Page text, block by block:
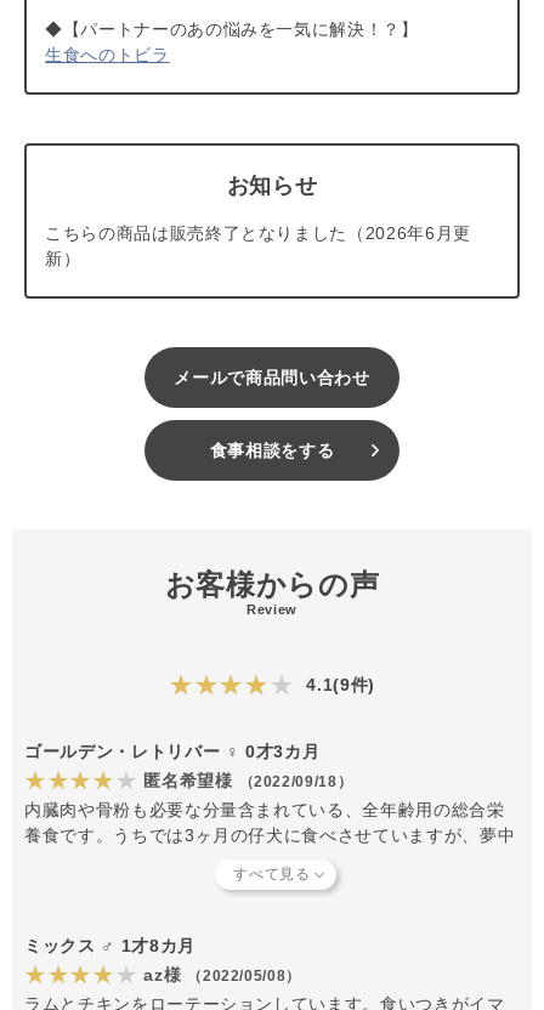
◆【パートナーのあの悩みを一気に解決！？】
生食へのトビラ
お知らせ
こちらの商品は販売終了となりました（2026年6月更
新）
メールで商品問い合わせ
食事相談をする
お客様からの声
Review
★★★★★ 4.1(9件)
ゴールデン・レトリバー ♀ 0才3カ月
★★★★★ 匿名希望様 （2022/09/18）
内臓肉や骨粉も必要な分量含まれている、全年齢用の総合栄
養食です。うちでは3ヶ月の仔犬に食べさせていますが、夢中
ので、体調が良く、便もあまり臭いません。なま物なので鮮
ョンを組みながら続けます。管理がきちんと出来ており、状
態の良い冷凍肉ですが、値上がりが残念なので満足度は4にし
ました。
ミックス ♂ 1才8カ月
★★★★★ az様 （2022/05/08）
ラムとチキンをローテーションしています。食いつきがイマ